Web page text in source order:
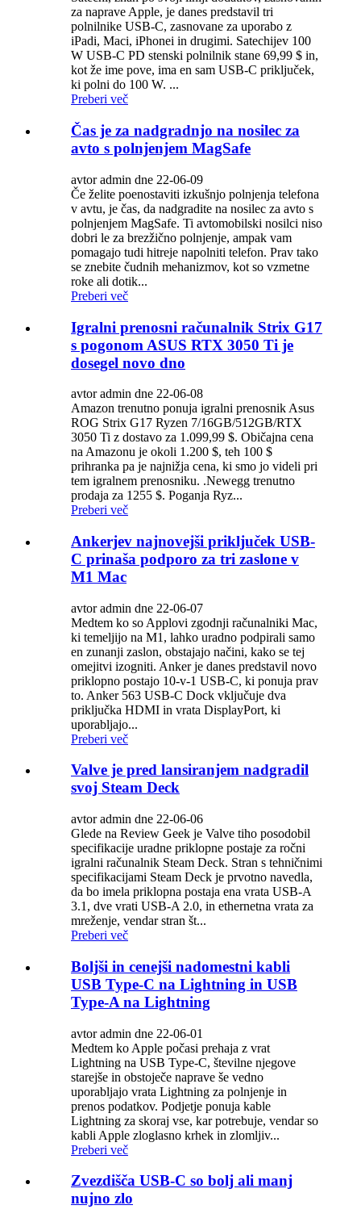
za naprave Apple, je danes predstavil tri
polnilnike USB-C, zasnovane za uporabo z
iPadi, Maci, iPhonei in drugimi. Satechijev 100
W USB-C PD stenski polnilnik stane 69,99 $ in,
kot že ime pove, ima en sam USB-C priključek,
ki polni do 100 W. ...
Preberi več
Čas je za nadgradnjo na nosilec za
avto s polnjenjem MagSafe
avtor admin dne 22-06-09
Če želite poenostaviti izkušnjo polnjenja telefona
v avtu, je čas, da nadgradite na nosilec za avto s
polnjenjem MagSafe. Ti avtomobilski nosilci niso
dobri le za brezžično polnjenje, ampak vam
pomagajo tudi hitreje napolniti telefon. Prav tako
se znebite čudnih mehanizmov, kot so vzmetne
roke ali dotik...
Preberi več
Igralni prenosni računalnik Strix G17
s pogonom ASUS RTX 3050 Ti je
dosegel novo dno
avtor admin dne 22-06-08
Amazon trenutno ponuja igralni prenosnik Asus
ROG Strix G17 Ryzen 7/16GB/512GB/RTX
3050 Ti z dostavo za 1.099,99 $. Običajna cena
na Amazonu je okoli 1.200 $, teh 100 $
prihranka pa je najnižja cena, ki smo jo videli pri
tem igralnem prenosniku. .Newegg trenutno
prodaja za 1255 $. Poganja Ryz...
Preberi več
Ankerjev najnovejši priključek USB-
C prinaša podporo za tri zaslone v
M1 Mac
avtor admin dne 22-06-07
Medtem ko so Applovi zgodnji računalniki Mac,
ki temeljijo na M1, lahko uradno podpirali samo
en zunanji zaslon, obstajajo načini, kako se tej
omejitvi izogniti. Anker je danes predstavil novo
priklopno postajo 10-v-1 USB-C, ki ponuja prav
to. Anker 563 USB-C Dock vključuje dva
priključka HDMI in vrata DisplayPort, ki
uporabljajo...
Preberi več
Valve je pred lansiranjem nadgradil
svoj Steam Deck
avtor admin dne 22-06-06
Glede na Review Geek je Valve tiho posodobil
specifikacije uradne priklopne postaje za ročni
igralni računalnik Steam Deck. Stran s tehničnimi
specifikacijami Steam Deck je prvotno navedla,
da bo imela priklopna postaja ena vrata USB-A
3.1, dve vrati USB-A 2.0, in ethernetna vrata za
mreženje, vendar stran št...
Preberi več
Boljši in cenejši nadomestni kabli
USB Type-C na Lightning in USB
Type-A na Lightning
avtor admin dne 22-06-01
Medtem ko Apple počasi prehaja z vrat
Lightning na USB Type-C, številne njegove
starejše in obstoječe naprave še vedno
uporabljajo vrata Lightning za polnjenje in
prenos podatkov. Podjetje ponuja kable
Lightning za skoraj vse, kar potrebuje, vendar so
kabli Apple zloglasno krhek in zlomljiv...
Preberi več
Zvezdišča USB-C so bolj ali manj
nujno zlo